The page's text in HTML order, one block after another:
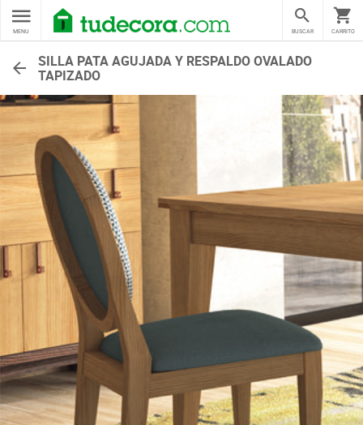
MENU CARRITO
BUSCAR
SILLA PATA AGUJADA Y RESPALDO OVALADO
TAPIZADO